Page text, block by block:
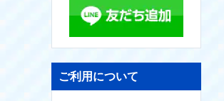
ご利用について